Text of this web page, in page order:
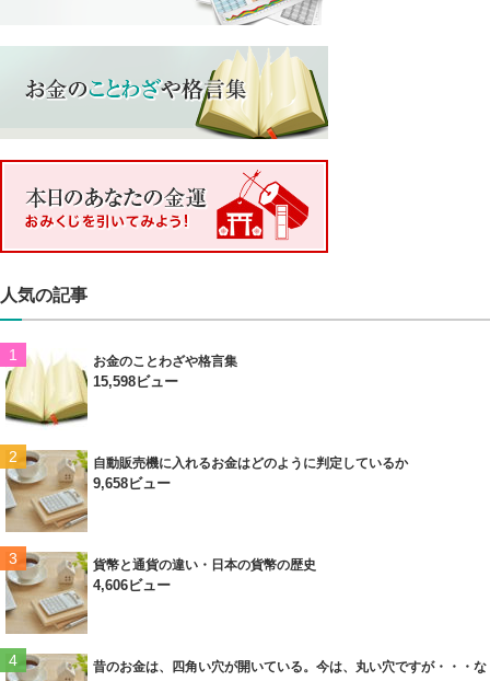
人気の記事
お金のことわざや格言集
15,598ビュー
自動販売機に入れるお金はどのように判定しているか
9,658ビュー
貨幣と通貨の違い・日本の貨幣の歴史
4,606ビュー
昔のお金は、四角い穴が開いている。今は、丸い穴ですが・・・な